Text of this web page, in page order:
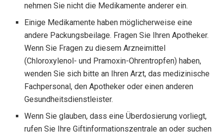
nehmen Sie nicht die Medikamente anderer ein.
Einige Medikamente haben möglicherweise eine
andere Packungsbeilage. Fragen Sie Ihren Apotheker.
Wenn Sie Fragen zu diesem Arzneimittel
(Chloroxylenol- und Pramoxin-Ohrentropfen) haben,
wenden Sie sich bitte an Ihren Arzt, das medizinische
Fachpersonal, den Apotheker oder einen anderen
Gesundheitsdienstleister.
Wenn Sie glauben, dass eine Überdosierung vorliegt,
rufen Sie Ihre Giftinformationszentrale an oder suchen